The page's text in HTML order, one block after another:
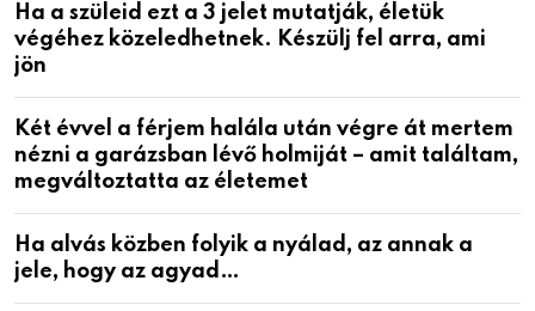
Ha a szüleid ezt a 3 jelet mutatják, életük
végéhez közeledhetnek. Készülj fel arra, ami
jön
Két évvel a férjem halála után végre át mertem
nézni a garázsban lévő holmiját – amit találtam,
megváltoztatta az életemet
Ha alvás közben folyik a nyálad, az annak a
jele, hogy az agyad…